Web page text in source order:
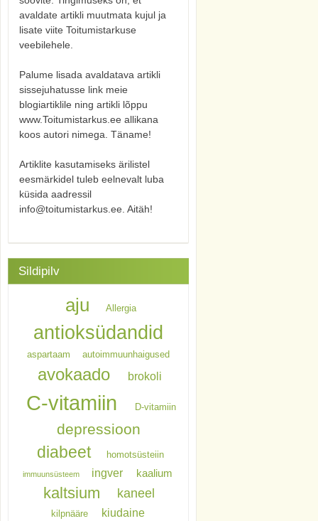
avaldate artikli muutmata kujul ja
lisate viite Toitumistarkuse
veebilehele.
Palume lisada avaldatava artikli
sissejuhatusse link meie
blogiartiklile ning artikli lõppu
www.Toitumistarkus.ee allikana
koos autori nimega. Täname!
Artiklite kasutamiseks ärilistel
eesmärkidel tuleb eelnevalt luba
küsida aadressil
info@toitumistarkus.ee. Aitäh!
Sildipilv
aju Allergia
antioksüdandid
aspartaam autoimmuunhaigused
avokaado brokoli
C-vitamiin D-vitamiin
depressioon
diabeet homotsüsteiin
immuunsüsteem ingver kaalium
kaltsium kaneel
kilpnääre kiudaine